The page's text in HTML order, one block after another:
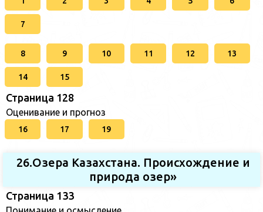
7
8 9 10 11 12 13
14 15
Страница 128
Оценивание и прогноз
16 17 19
26.Озера Казахстана. Происхождение и
природа озер»
Страница 133